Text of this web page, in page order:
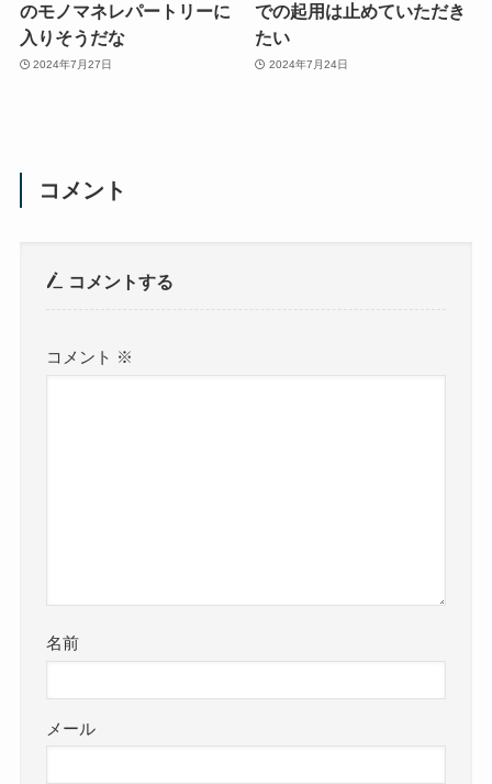
のモノマネレパートリーに
入りそうだな
2024年7月27日
での起用は止めていただき
たい
2024年7月24日
コメント
コメントする
コメント ※
名前
メール